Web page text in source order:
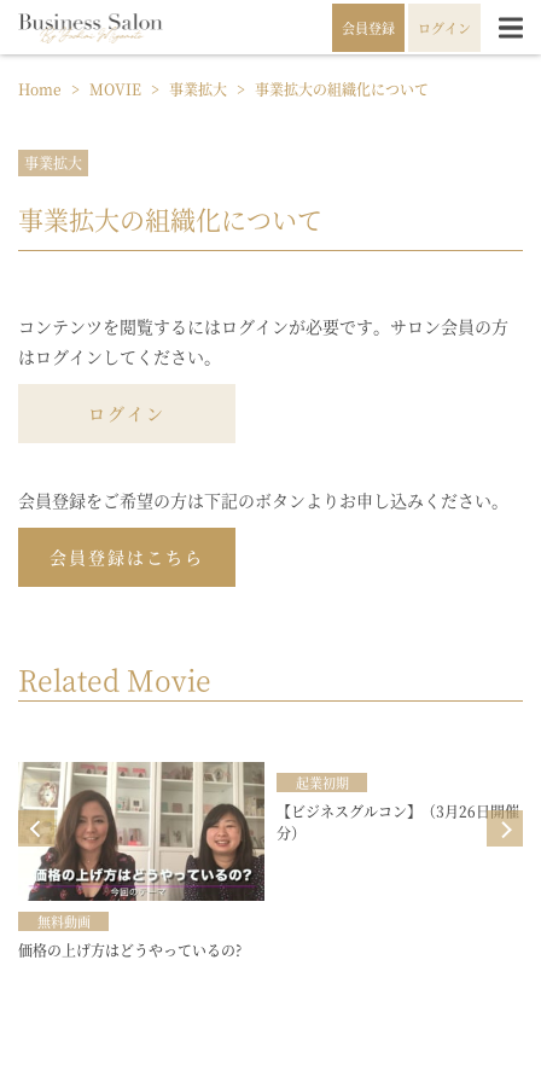
会員登録 ログイン
Home > MOVIE > 事業拡大 > 事業拡大の組織化について
事業拡大
事業拡大の組織化について
コンテンツを閲覧するにはログインが必要です。サロン会員の方
はログインしてください。
ログイン
会員登録をご希望の方は下記のボタンよりお申し込みください。
会員登録はこちら
Related Movie
無料動画
価格の上げ方はどうやっているの?
起業初期
【ビジネスグルコン】（3月26日開催
分）